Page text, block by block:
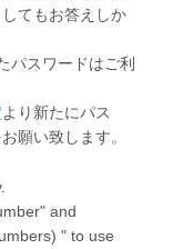
てもお答えしか
パスワードはご利
より新たにパス
願い致します。
and
" to use